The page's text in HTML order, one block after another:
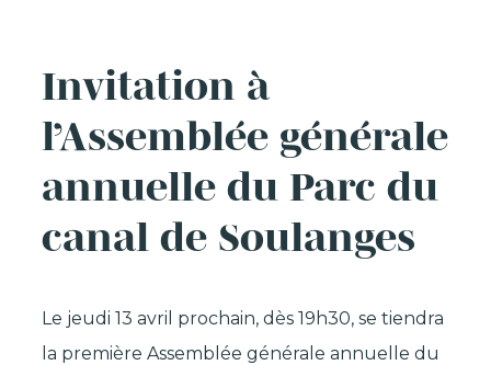
Invitation à
l’Assemblée générale
annuelle du Parc du
canal de Soulanges
Le jeudi 13 avril prochain, dès 19h30, se tiendra
la première Assemblée générale annuelle du